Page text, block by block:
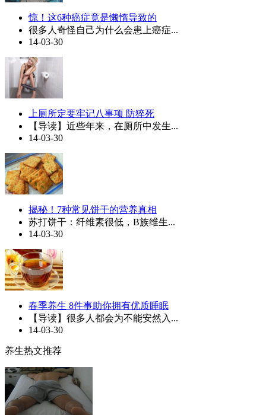
惊！这6种癌症竟是懒惰导致的
很多人奇怪自己为什么会患上癌症...
14-03-30
上厕所定要牢记八事项 防猝死
【导读】近些年来，在厕所中发生...
14-03-30
揭秘！7种常见饼干的营养真相
苏打饼干：纤维素很低，B族维生...
14-03-30
春季养生 8件事助你拥有优质睡眠
【导读】很多人都会为不能安然入...
14-03-30
养生热文推荐